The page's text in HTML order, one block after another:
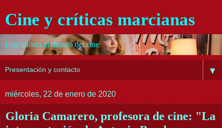
Cine y críticas marcianas
Una mirada al mundo del cine
▼
miércoles, 22 de enero de 2020
Gloria Camarero, profesora de cine: "La